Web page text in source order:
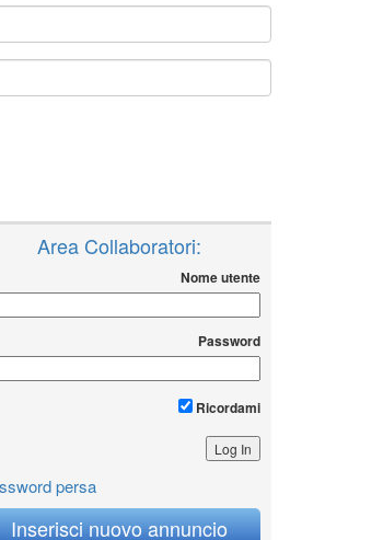
Area Collaboratori:
Nome utente
Password
Ricordami
persa
Inserisci nuovo annuncio